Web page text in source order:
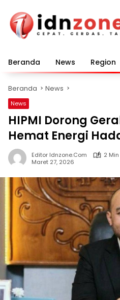
konten
Beranda News Region
Beranda News
News
HIPMI Dorong
Hemat Energi
Editor Idnzone.com
2
Maret 27, 2026